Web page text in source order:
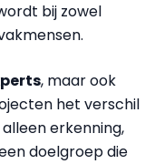
bij zowel
, maar ook
het verschil
erkenning,
doelgroep die